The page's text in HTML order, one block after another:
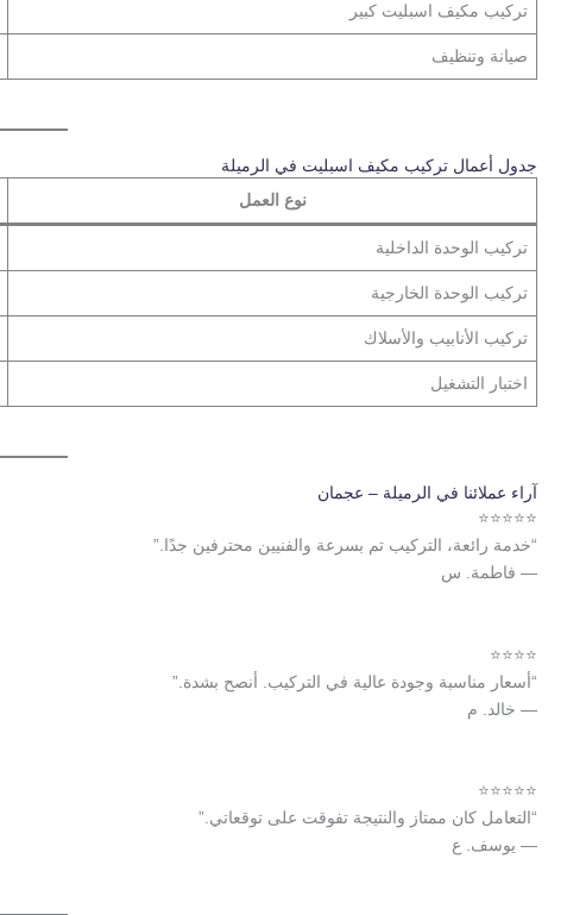
تركيب مكيف اسبليت كبير
صيانة وتنظيف
جدول أعمال تركيب مكيف اسبليت في الرميلة
نوع العمل
تركيب الوحدة الداخلية
تركيب الوحدة الخارجية
تركيب الأنابيب والأسلاك
اختبار التشغيل
آراء عملائنا في الرميلة – عجمان
⭐⭐⭐⭐⭐
“خدمة رائعة، التركيب تم بسرعة والفنيين محترفين جدًا.”
— فاطمة. س
⭐⭐⭐⭐
“أسعار مناسبة وجودة عالية في التركيب. أنصح بشدة.”
— خالد. م
⭐⭐⭐⭐⭐
“التعامل كان ممتاز والنتيجة تفوقت على توقعاتي.”
— يوسف. ع